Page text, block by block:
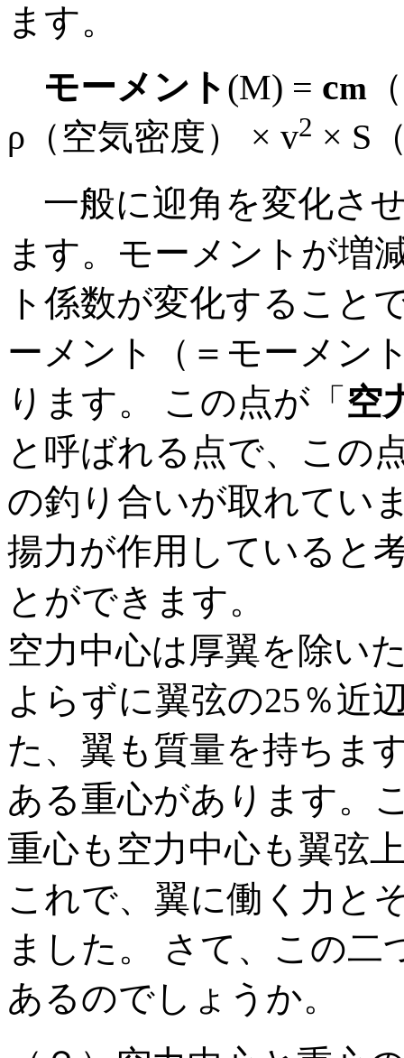
ます。
モーメント (M) = cm
ρ（空気密度） × v2 × S
一般に迎角を変化さ
ます。モーメントが増
ト係数が変化すること
ーメント（＝モーメン
ります。 この点が「 空
と呼ばれる点で、この
の釣り合いが取れてい
揚力が作用していると
とができます。
空力中心は厚翼を除い
よらずに翼弦の25％近
た、翼も質量を持ちま
ある重心があります。
重心も空力中心も翼弦
これで、翼に働く力と
ました。 さて、この
あるのでしょうか。